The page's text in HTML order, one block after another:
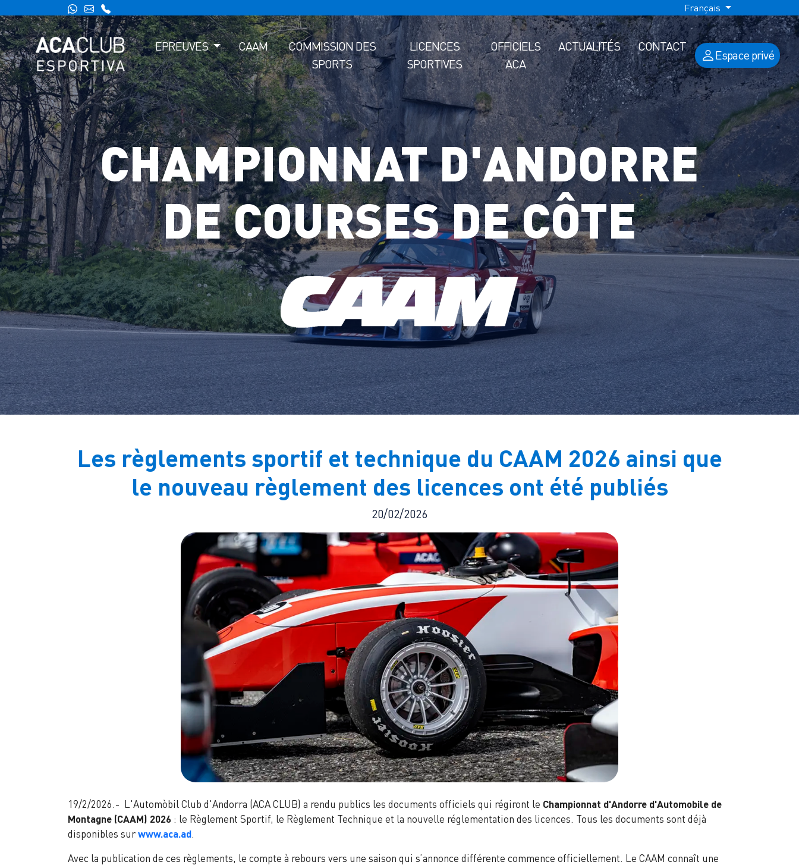
Français
EPREUVES CAAM
COMMISSION DES
SPORTS
LICENCES
SPORTIVES
OFFICIELS
ACA
ACTUALITÉS CONTACT
Espace privé
CHAMPIONNAT D'ANDORRE
DE COURSES DE CÔTE
Les règlements sportif et technique du CAAM 2026 ainsi que
le nouveau règlement des licences ont été publiés
20/02/2026
19/2/2026.- L'Automòbil Club d'Andorra (ACA CLUB) a rendu publics les documents officiels qui régiront le Championnat d'Andorre d'Automobile de
Montagne (CAAM) 2026 : le Règlement Sportif, le Règlement Technique et la nouvelle réglementation des licences. Tous les documents sont déjà
disponibles surwww.aca.ad.
Avec la publication de ces règlements, le compte à rebours vers une saison qui s’annonce différente commence officiellement. Le CAAM connaît une